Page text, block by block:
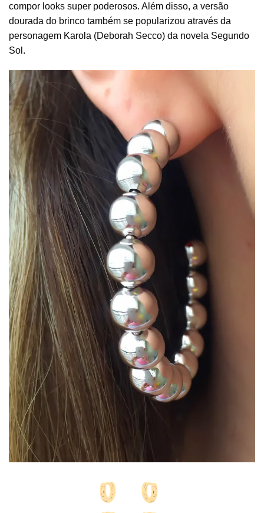
compor looks super poderosos. Além disso, a versão
dourada do brinco também se popularizou através da
personagem Karola (Deborah Secco) da novela Segundo
Sol.